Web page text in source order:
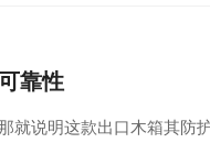
靠性
就说明这款出口木箱其防